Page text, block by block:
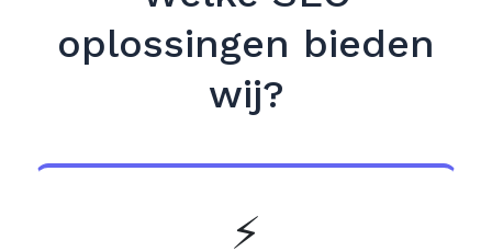
oplossingen bieden
wij?
⚡